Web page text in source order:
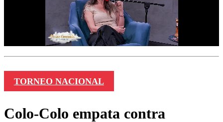
TORNEO NACIONAL
Colo-Colo empata contra